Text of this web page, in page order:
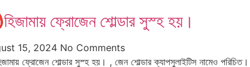
ফ্রোজেন শোল্ডার সুস্হ হয়।
15, 2024 No Comments
ফ্রোজেন শোল্ডার সুস্হ হয়। , জেন শোল্ডার ক্যাপসুলাইটিস নামেও পরিচিত।